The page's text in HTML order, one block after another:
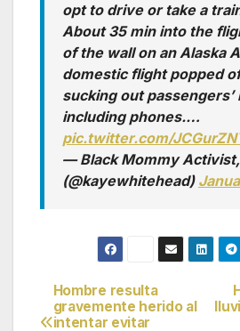
opt to drive or take a
About 35 min into the
of the wall on an Alaska
domestic flight popped
sucking out passengers’
including phones.…
pic.twitter.com/
— Black Mommy Activist,
(@kayewhitehead)
Navegación
Hombre resulta
gravemente herido al
intentar evitar